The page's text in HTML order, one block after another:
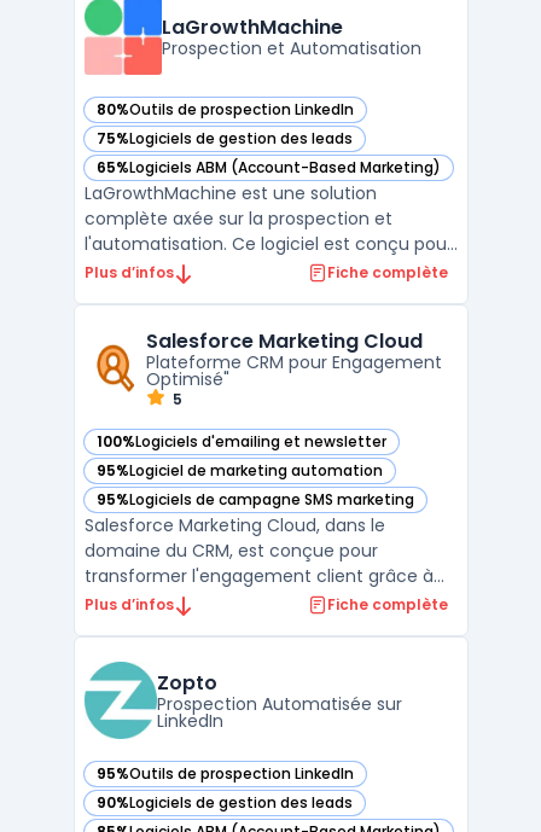
pour le marketing de ses clients, incluant
des campagnes de m ...
LaGrowthMachine
Prospection et Automatisation
80%Outils de prospection LinkedIn
— voir LaGrowthMachine dans cette catégorie
75%Logiciels de gestion des leads
— voir LaGrowthMachine dans cette catégorie
65%Logiciels ABM (Account-Based Marketing)
— voir LaGrowthMachine dans cette catégorie
LaGrowthMachine est une solution
complète axée sur la prospection et
l'automatisation. Ce logiciel est conçu pour
aider les entreprises à engager leurs
distingue par sa capacité à intégrer
plusieurs outils, permettant ...
Plus d’infos Fiche complète
Salesforce Marketing Cloud
Plateforme CRM pour Engagement
Optimisé"
5
100%Logiciels d'emailing et newsletter
— voir Salesforce Marketing Cloud dans cette catégorie
95%Logiciel de marketing automation
— voir Salesforce Marketing Cloud dans cette catégorie
95%Logiciels de campagne SMS marketing
— voir Salesforce Marketing Cloud dans cette catégorie
Salesforce Marketing Cloud, dans le
domaine du CRM, est conçue pour
transformer l'engagement client grâce à
des stratégies personnalisées et des
Plans pour l'engagement client Salesforce",
cette plateforme permet aux ...
Plus d’infos Fiche complète
Zopto
Prospection Automatisée sur
LinkedIn
95%Outils de prospection LinkedIn
— voir Zopto dans cette catégorie
90%Logiciels de gestion des leads
— voir Zopto dans cette catégorie